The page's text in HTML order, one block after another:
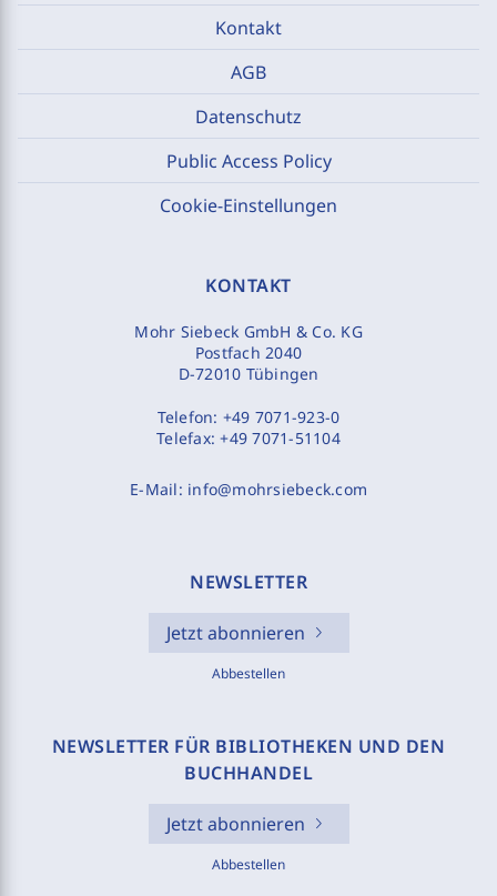
Kontakt
AGB
Datenschutz
Public Access Policy
Cookie-Einstellungen
KONTAKT
Mohr Siebeck GmbH & Co. KG
Postfach 2040
D-72010 Tübingen
Telefon: +49 7071-923-0
Telefax:+49 7071-51104
E-Mail: info@mohrsiebeck.com
NEWSLETTER
Jetzt abonnieren
Abbestellen
NEWSLETTER FÜR BIBLIOTHEKEN UND DEN
BUCHHANDEL
Jetzt abonnieren
Abbestellen